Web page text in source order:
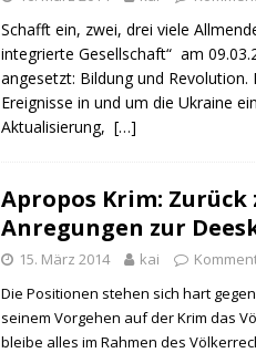
Schafft ein, zwei, drei viele
integrierte Gesellschaft“ am
angesetzt: Bildung und
Ereignisse in und um die Ukraine
Aktualisierung, […]
Apropos Krim:
Anregungen zur
15. März 2014 kai
Die Positionen stehen sich hart
seinem Vorgehen auf der Krim das
bleibe alles im Rahmen des